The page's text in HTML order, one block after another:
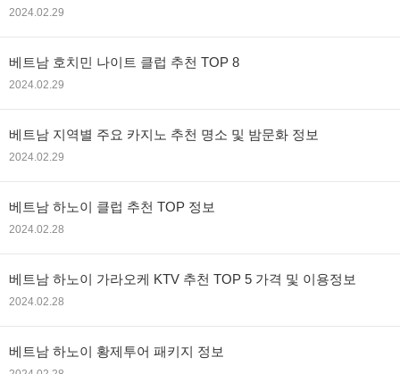
2024.02.29
베트남 호치민 나이트 클럽 추천 TOP 8
2024.02.29
베트남 지역별 주요 카지노 추천 명소 및 밤문화 정보
2024.02.29
베트남 하노이 클럽 추천 TOP 정보
2024.02.28
베트남 하노이 가라오케 KTV 추천 TOP 5 가격 및 이용정보
2024.02.28
베트남 하노이 황제투어 패키지 정보